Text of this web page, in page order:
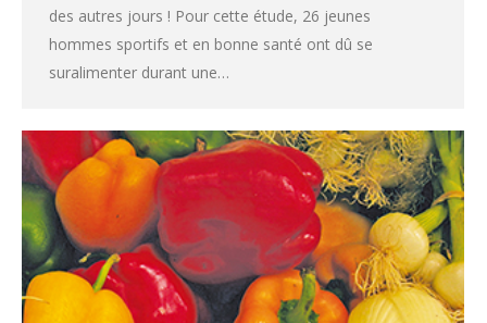
des autres jours ! Pour cette étude, 26 jeunes
hommes sportifs et en bonne santé ont dû se
suralimenter durant une…